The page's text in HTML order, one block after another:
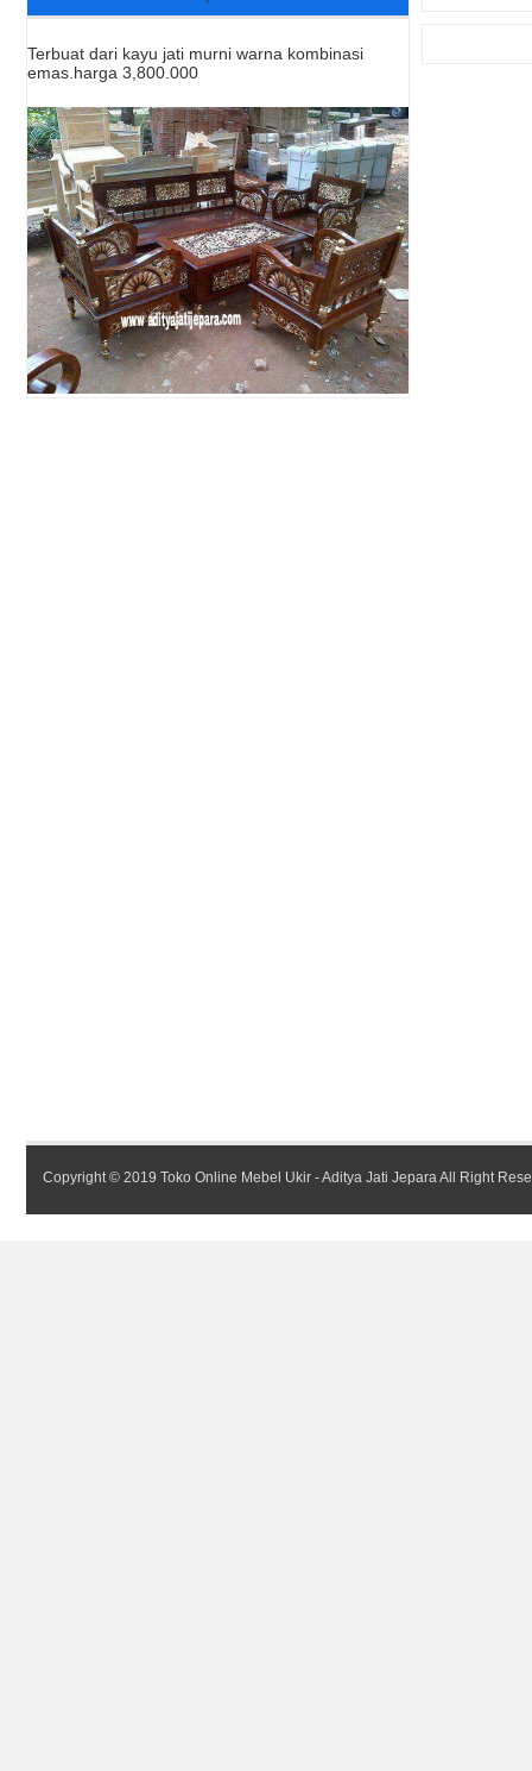
Terbuat dari kayu jati murni warna kombinasi
emas.harga 3,800.000
Copyright © 2019 Toko Online Mebel Ukir - Aditya Jati Jepara All Right